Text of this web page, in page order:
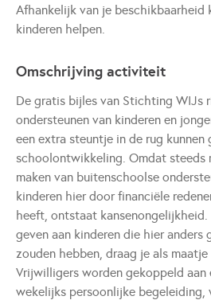
Afhankelijk van je beschikbaarheid
kinderen helpen.
Omschrijving activiteit
De gratis bijles van Stichting WIJs
ondersteunen van kinderen en
een extra steuntje in de rug kunnen
schoolontwikkeling. Omdat steeds
maken van buitenschoolse
kinderen hier door financiële
heeft, ontstaat
geven aan kinderen die hier anders
zouden hebben, draag je als
Vrijwilligers worden gekoppeld aan
wekelijks persoonlijke begeleiding,